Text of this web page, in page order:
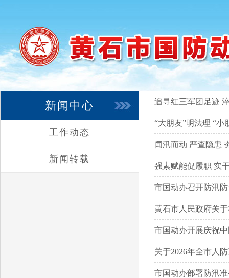
新闻中心
工作动态
新闻转载
追寻红三军团足迹
“大朋友”明法理 “
闻汛而动 严查隐患
强素赋能促履职 实
市国动办召开防汛
黄石市人民政府关
市国动办开展庆祝
关于2026年全市人
市国动办部署防汛